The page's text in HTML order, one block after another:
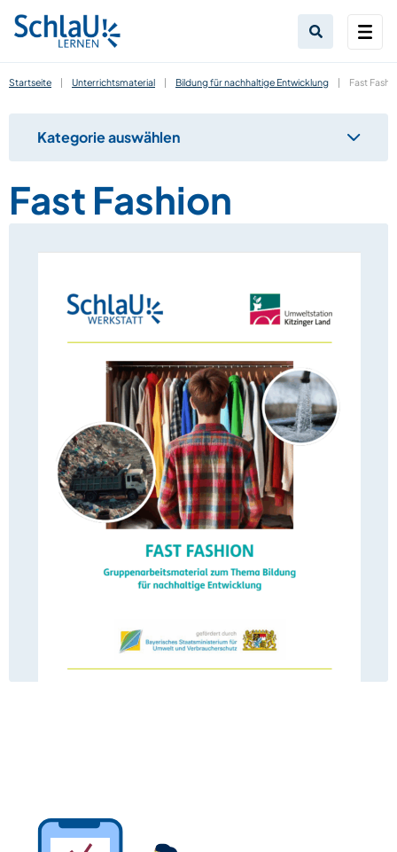
Startseite | Unterrichtsmaterial | Bildung für nachhaltige Entwicklung | Fast
Kategorie auswählen
Fast Fashion